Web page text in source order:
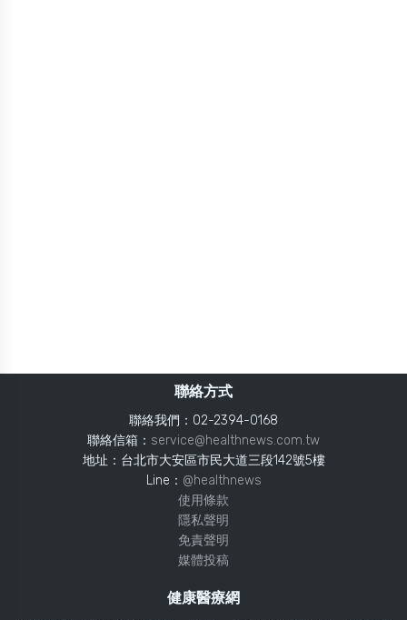
聯絡方式
聯絡我們：02-2394-0168
聯絡信箱： service@healthnews.com.tw
地址：台北市大安區市民大道三段142號5樓
Line： @healthnews
使用條款
隱私聲明
免責聲明
媒體投稿
健康醫療網